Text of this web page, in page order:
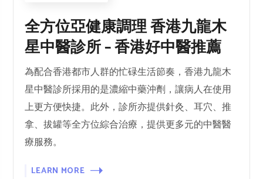
全方位亞健康調理 香港九龍木
星中醫診所 – 香港好中醫推薦
為配合香港都市人群的忙碌生活節奏，香港九龍木
星中醫診所採用的是濃縮中藥沖劑，讓病人在使用
上更方便快捷。此外，診所亦提供針灸、耳穴、推
拿、拔罐等全方位綜合治療，提供更多元的中醫醫
療服務。
LEARN MORE